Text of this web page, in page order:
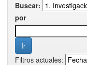
Buscar:
por
Filtros actuales: